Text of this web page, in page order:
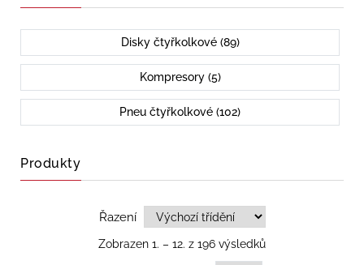
Disky čtyřkolkové (89)
Kompresory (5)
Pneu čtyřkolkové (102)
Produkty
Řazení
Zobrazen 1. – 12. z 196 výsledků